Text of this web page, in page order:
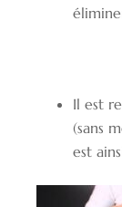
Il est
(sans
est